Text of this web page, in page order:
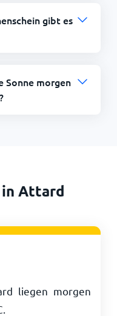
gibt es
Sonne morgen
in Attard
liegen morgen